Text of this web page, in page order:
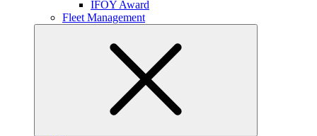
IFOY Award
Fleet Management